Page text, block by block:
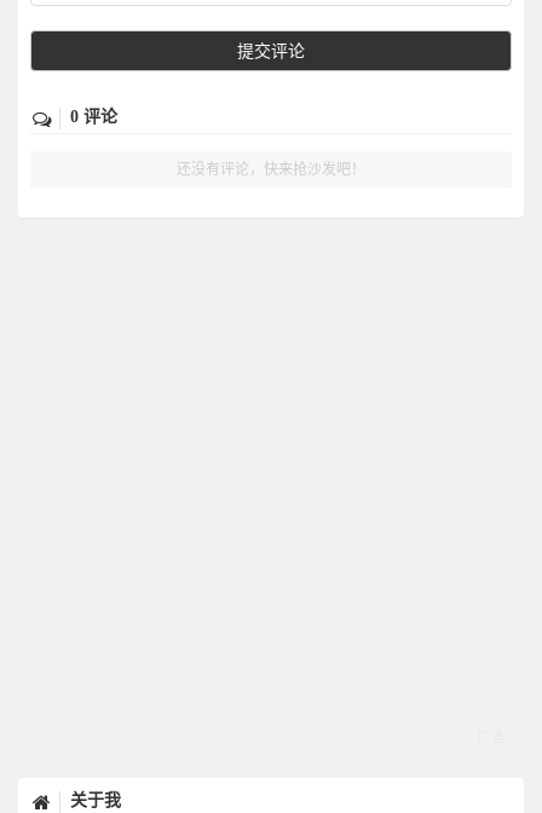
提交评论
0 评论
还没有评论，快来抢沙发吧！
关于我